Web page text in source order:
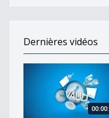
Dernières vidéos
Les Nouvelles VD